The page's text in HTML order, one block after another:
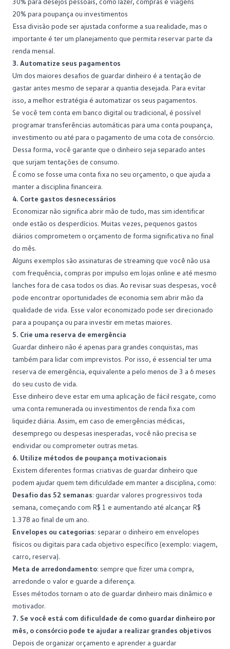
20% para poupança ou investimentos
Essa divisão pode ser ajustada conforme a sua realidade, mas o
importante é ter um planejamento que permita reservar parte da
renda mensal.
3. Automatize seus pagamentos
Um dos maiores desafios de guardar dinheiro é a tentação de
gastar antes mesmo de separar a quantia desejada. Para evitar
isso, a melhor estratégia é automatizar os seus pagamentos.
Se você tem conta em banco digital ou tradicional, é possível
programar transferências automáticas para uma conta poupança,
investimento ou até para o pagamento de uma cota de consórcio.
Dessa forma, você garante que o dinheiro seja separado antes
que surjam tentações de consumo.
É como se fosse uma conta fixa no seu orçamento, o que ajuda a
manter a disciplina financeira.
4. Corte gastos desnecessários
Economizarnão significa abrir mão de tudo, mas sim identificar
onde estão os desperdícios. Muitas vezes, pequenos gastos
diários comprometem o orçamento de forma significativa no final
do mês.
Alguns exemplos são assinaturas de streaming que você não usa
com frequência, compras por impulso em lojas online e até mesmo
lanches fora de casa todos os dias. Ao revisar suas despesas, você
pode encontrar oportunidades de economia sem abrir mão da
qualidade de vida. Esse valor economizado pode ser direcionado
para a poupança ou para investir em metas maiores.
5. Crie uma reserva de emergência
Guardar dinheiro não é apenas para grandes conquistas, mas
também para lidar com imprevistos. Por isso, é essencial ter uma
reserva de emergência, equivalente a pelo menos de 3 a 6 meses
do seu custo de vida.
Esse dinheiro deve estar em uma aplicação de fácil resgate, como
uma conta remunerada ou investimentos de renda fixa com
liquidez diária. Assim, em caso de emergências médicas,
desemprego ou despesas inesperadas, você não precisa se
endividar ou comprometer outras metas.
6. Utilize métodos de poupança motivacionais
Existem diferentes formas criativas de guardar dinheiro que
podem ajudar quem tem dificuldade em manter a disciplina, como:
Desafio das 52 semanas: guardar valores progressivos toda
semana, começando com R$ 1 e aumentando até alcançar R$
1.378 ao final de um ano.
Envelopes ou categorias: separar o dinheiro em envelopes
físicos ou digitais para cada objetivo específico (exemplo: viagem,
carro, reserva).
Meta de arredondamento: sempre que fizer uma compra,
arredonde o valor e guarde a diferença.
Esses métodos tornam o ato de guardar dinheiro mais dinâmico e
motivador.
7. Se você está com dificuldade de como guardar dinheiro por
mês, o consórcio pode te ajudar a realizar grandes objetivos
Depois de organizar orçamento e aprender a guardar